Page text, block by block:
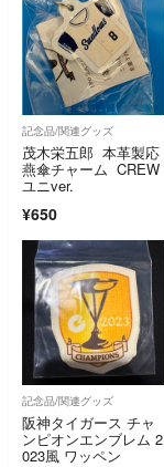
記念品/関連グッズ
茂木栄五郎 本革製応
燕傘チャーム CREW
ユニver.
¥650
記念品/関連グッズ
阪神タイガース チャ
ンピオンエンブレム 2
023風 ワッペン